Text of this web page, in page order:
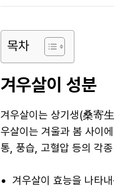
목차
겨우살이 성분
겨우살이는 상기생(桑寄
우살이는 겨울과 봄 사이
통, 풍습, 고혈압 등의 각
겨우살이 효능을 나타